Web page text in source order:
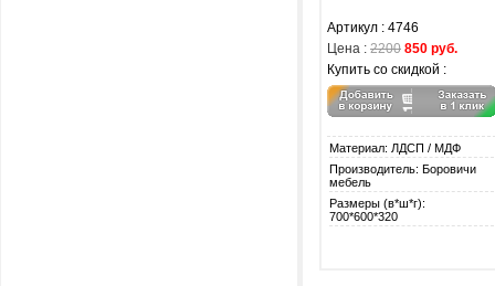
Артикул : 4746
Цена : 2200 850 руб.
Купить со скидкой :
Материал: ЛДСП / МДФ
Производитель: Боровичи
мебель
Размеры (в*ш*г):
700*600*320